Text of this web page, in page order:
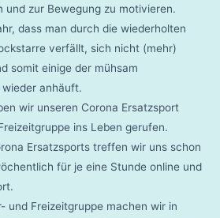
und zur Bewegung zu motivieren.
dass man durch die wiederholten
verfällt, sich nicht (mehr)
somit einige der mühsam
anhäuft.
wir unseren Corona Ersatzsport
ins Leben gerufen.
Ersatzsports treffen wir uns schon
für je eine Stunde online und
und Freizeitgruppe machen wir in